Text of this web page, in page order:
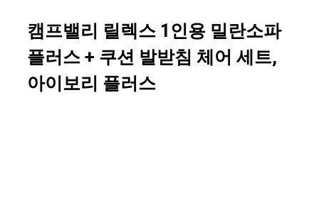
캠프밸리 릴렉스 1인용 밀란소파
플러스 + 쿠션 발받침 체어 세트,
아이보리 플러스